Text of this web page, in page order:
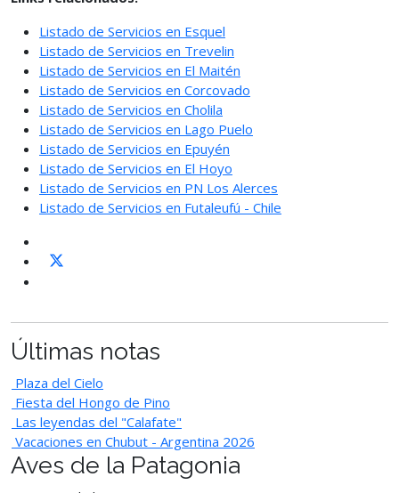
Listado de Servicios en Esquel
Listado de Servicios en Trevelin
Listado de Servicios en El Maitén
Listado de Servicios en Corcovado
Listado de Servicios en Cholila
Listado de Servicios en Lago Puelo
Listado de Servicios en Epuyén
Listado de Servicios en El Hoyo
Listado de Servicios en PN Los Alerces
Listado de Servicios en Futaleufú - Chile
Últimas notas
Plaza del Cielo
Fiesta del Hongo de Pino
Las leyendas del "Calafate"
Vacaciones en Chubut - Argentina 2026
Aves de la Patagonia